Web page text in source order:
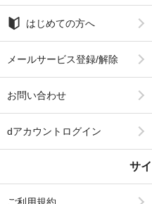
はじめての方へ
メールサービス登録/解除
お問い合わせ
dアカウントログイン
サ